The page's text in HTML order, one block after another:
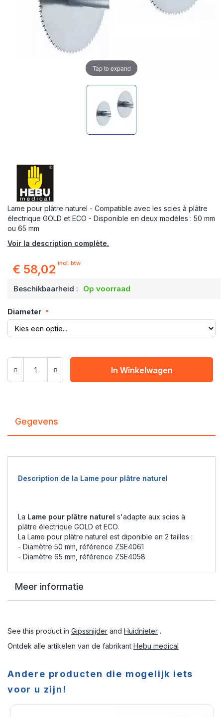
Lame pour plâtre naturel - Compatible avec les scies à plâtre
électrique GOLD et ECO - Disponible en deux modèles : 50 mm
ou 65 mm
Voir la description complète.
€ 58,02 incl. btw
Beschikbaarheid : Op voorraad
Diameter
In Winkelwagen
Tap to expand
Gegevens
Description de la Lame pour plâtre naturel
La Lame pour plâtre naturel s'adapte aux scies à
plâtre électrique GOLD et ECO.
La Lame pour plâtre naturel est diponible en 2 tailles :
- Diamètre 50 mm, référence ZSE4061
- Diamètre 65 mm, référence ZSE4058
Meer informatie
See this product in Gipssnijder and Huidnieter .
Ontdek alle artikelen van de fabrikant Hebu medical
Andere producten die mogelijk iets
voor u zijn!